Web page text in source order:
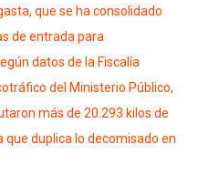
que se ha consolidado
de entrada para
datos de la Fiscalía
del Ministerio Público,
más de 20.293 kilos de
duplica lo decomisado en